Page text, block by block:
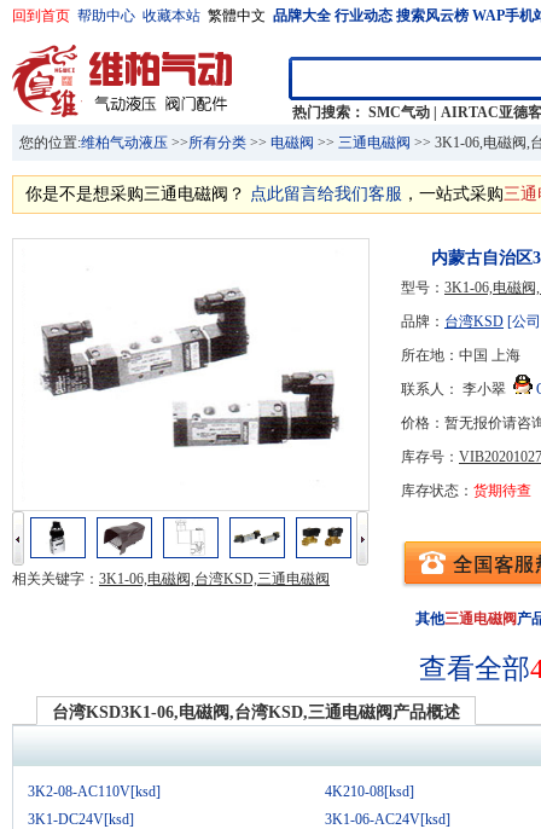
回到首页 帮助中心 收藏本站 繁體中文 品牌大全 行业动态 搜索风云榜 WAP手机
热门搜索： SMC气动
AIRTAC亚德客
您的位置:维柏气动液压 >>所有分类 >> 电磁阀 >> 三通电磁阀 >> 3K1-06,电磁阀,
你是不是想采购三通电磁阀？ 点此留言给我们客服 ，一站式采购三通
相关关键字： 3K1-06,电磁阀,台湾KSD,三通电磁阀
内蒙古自治区
型号： 3K1-06,电磁
品牌： 台湾KSD [公
所在地：中国 上海
联系人： 李小翠
价格：暂无报价请咨
库存号：
库存状态： 货期待查
其他三通电磁阀 产
查看全部
台湾KSD3K1-06,电磁阀,台湾KSD,三通电磁阀产品概述
3K2-08-AC110V[ksd]
4K210-08[ksd]
3K1-DC24V[ksd]
3K1-06-AC24V[ksd]